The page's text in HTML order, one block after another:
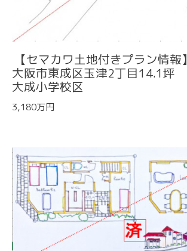
【セマカワ土地付きプラン情報】
大阪市東成区玉津2丁目14.1坪
大成小学校区
3,180万円